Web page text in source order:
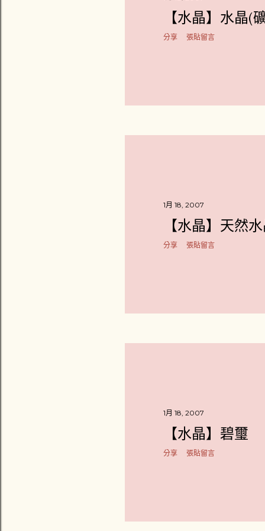
【水晶】水晶(
分享 張貼留言
1月 18, 2007
【水晶】天然
分享 張貼留言
1月 18, 2007
【水晶】碧璽
分享 張貼留言